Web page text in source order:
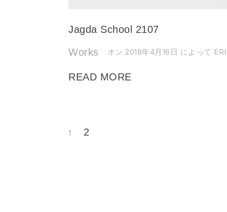
Jagda School 2107
Works オン 2018年4月16日 によって
READ MORE
1 2